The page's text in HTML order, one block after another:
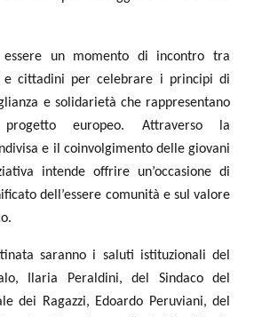
essere un momento di incontro tra
e cittadini per celebrare i principi di
e solidarietà che rappresentano
europeo. Attraverso la
e il coinvolgimento delle giovani
intende offrire un’occasione di
dell’essere comunità e sul valore
saranno i saluti istituzionali del
Ilaria Peraldini, del Sindaco del
dei Ragazzi, Edoardo Peruviani, del